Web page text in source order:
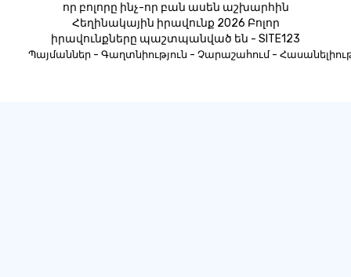
որ բոլորը ինչ-որ բան ասեն աշխարհին
Հեղինակային իրավունք 2026 Բոլոր
իրավունքները պաշտպանված են - SITE123
Պայմաններ - Գաղտնիություն - Չարաշահում-